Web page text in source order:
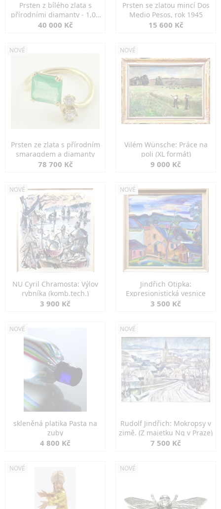
Prsten z bílého zlata s
přírodními diamanty - 1,00
ct
40 000 Kč
Prsten se zlatou mincí Dos
Medio Pesos, rok 1945
15 600 Kč
NOVÉ
Prsten ze zlata s přírodním
smaragdem a diamanty
78 700 Kč
NOVÉ
Vilém Wünsche: Práce na
poli (XL formát)
9 000 Kč
NOVÉ
NU Cyril Chramosta: Výlov
rybníka (komb.tech.)
3 900 Kč
NOVÉ
Jindřich Otipka:
Expresionistická vesnice
3 500 Kč
NOVÉ
skleněná platika Pasta na
zuby
4 800 Kč
NOVÉ
Rudolf Jindřich: Mokropsy v
zimě. (Z majetku Ng v Praze)
7 500 Kč
NOVÉ NOVÉ